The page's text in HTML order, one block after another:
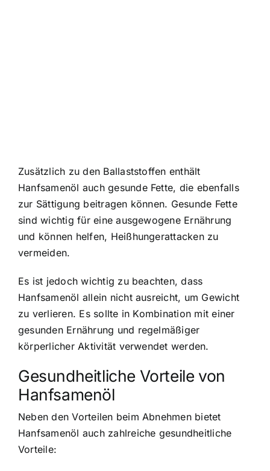
Zusätzlich zu den Ballaststoffen enthält
Hanfsamenöl auch gesunde Fette, die ebenfalls
zur Sättigung beitragen können. Gesunde Fette
sind wichtig für eine ausgewogene Ernährung
und können helfen, Heißhungerattacken zu
vermeiden.
Es ist jedoch wichtig zu beachten, dass
Hanfsamenöl allein nicht ausreicht, um Gewicht
zu verlieren. Es sollte in Kombination mit einer
gesunden Ernährung und regelmäßiger
körperlicher Aktivität verwendet werden.
Gesundheitliche Vorteile von
Hanfsamenöl
Neben den Vorteilen beim Abnehmen bietet
Hanfsamenöl auch zahlreiche gesundheitliche
Vorteile: